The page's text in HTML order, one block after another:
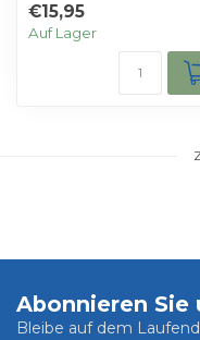
€15,95
Auf Lager
Abonnieren
Bleibe auf dem